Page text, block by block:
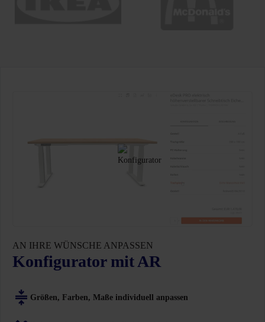
AN IHRE WÜNSCHE ANPASSEN
Konfigurator mit AR
Größen, Farben, Maße individuell anpassen